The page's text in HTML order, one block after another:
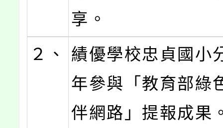
享。
２、
績優學校忠貞國小
年參與「教育部綠
伴網路」提報成果